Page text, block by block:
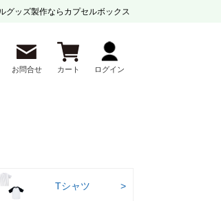
グッズ製作ならカプセルボックス
お問合せ カート ログイン
Tシャツ